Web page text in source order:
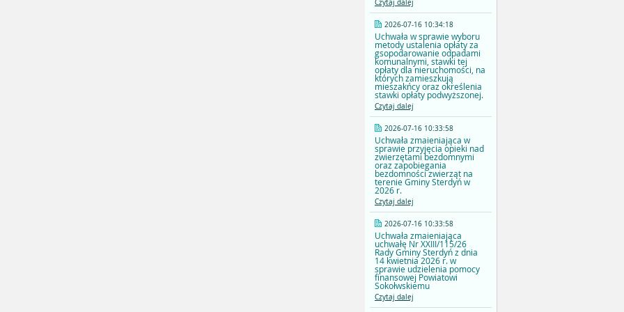
Czytaj dalej
2026-07-16 10:34:18
Uchwała w sprawie wyboru
metody ustalenia opłaty za
gsopodarowanie odpadami
komunalnymi, stawki tej
opłaty dla nieruchomości, na
których zamieszkują
mieszakńcy oraz określenia
stawki opłaty podwyższonej.
Czytaj dalej
2026-07-16 10:33:58
Uchwała zmaieniająca w
sprawie przyjęcia opieki nad
zwierzętami bezdomnymi
oraz zapobiegania
bezdomności zwierząt na
terenie Gminy Sterdyń w
2026 r.
Czytaj dalej
2026-07-16 10:33:58
Uchwała zmaieniająca
uchwałę Nr XXIII/115/26
Rady Gminy Sterdyń z dnia
14 kwietnia 2026 r. w
sprawie udzielenia pomocy
finansowej Powiatowi
Sokołwskiemu
Czytaj dalej